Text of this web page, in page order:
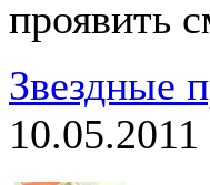
проявить
Звездные
10.05.2011